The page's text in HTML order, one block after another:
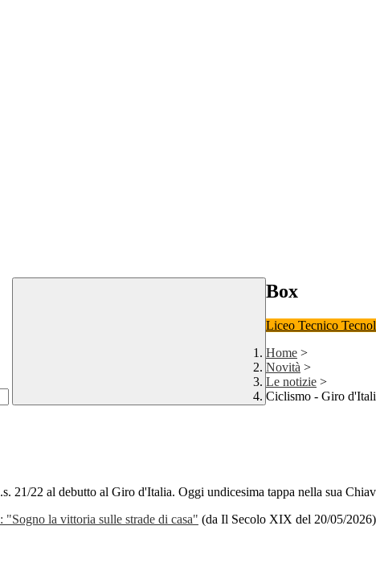
Box
Liceo Tecnico
Home >
Novità >
Le notizie >
Ciclismo - Giro
21/22 al debutto al Giro d'Italia. Oggi undicesima tappa nella sua
la vittoria sulle strade di casa" (da Il Secolo XIX del 20/05/2026)